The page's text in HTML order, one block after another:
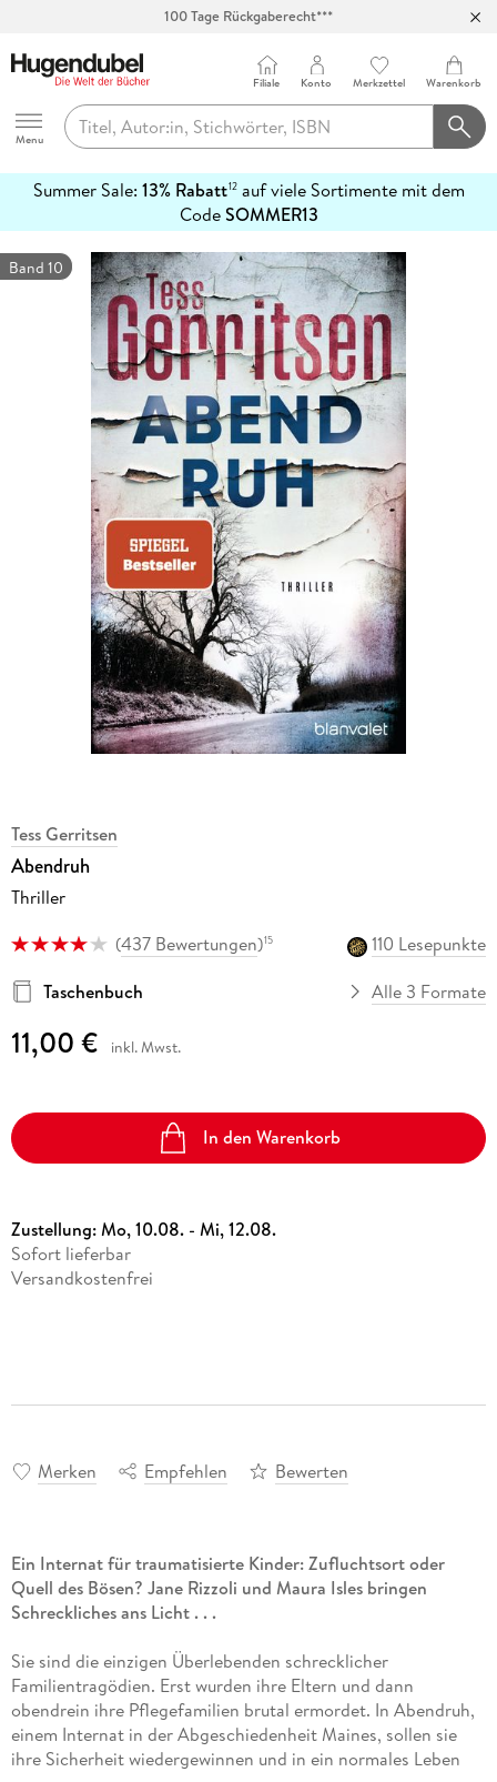
100 Tage Rückgaberecht***
Hugendubel
Menu
Filiale Konto Merkzettel Warenkorb
Summer Sale: 13% Rabatt12auf viele Sortimente mit dem
CodeSOMMER13
erfahren
Band 10
Tess Gerritsen
Abendruh
Thriller
(437 Bewertungen)15
110 Lesepunkte
Taschenbuch
Alle 3 Formate
11,00 € inkl. Mwst.
In den Warenkorb
Zustellung:Mo, 10.08. - Mi, 12.08.
Sofort lieferbar
Versandkostenfrei
Merken Empfehlen Bewerten
Ein Internat für traumatisierte Kinder: Zufluchtsort oder
Quell des Bösen? Jane Rizzoli und Maura Isles bringen
Schreckliches ans Licht . . .
Sie sind die einzigen Überlebenden schrecklicher
Familientragödien. Erst wurden ihre Eltern und dann
obendrein ihre Pflegefamilien brutal ermordet. In Abendruh,
einem Internat in der Abgeschiedenheit Maines, sollen sie
ihre Sicherheit wiedergewinnen und in ein normales Leben